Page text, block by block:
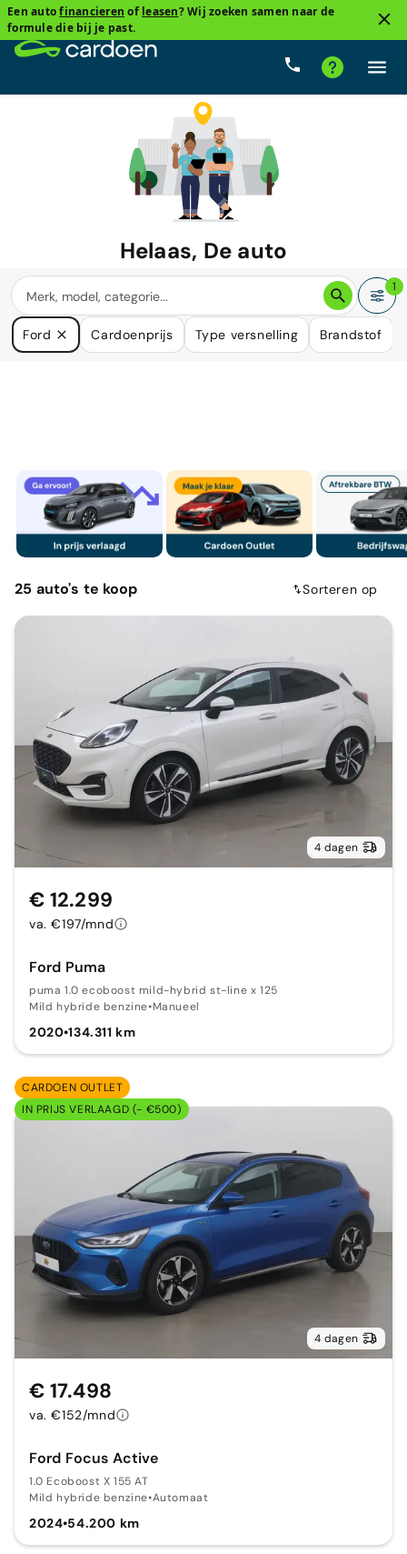
Een autofinancieren of leasen? Wij zoeken samen naar de
formule die bij je past.
Helaas, De auto
waar u naar zoekt is niet langer
beschikbaar.
We hebben veel auto's die in uw behoefte kunnen voorzien.
1
Ford Cardoenprijs Type versnelling Brandstof
25 auto's te koop Sorteren op
4 dagen
Ford Puma
puma 1.0 ecoboost mild-hybrid st-line x 125
Mild hybride benzine•Manueel
2020•134.311 km
€ 12.299
va. €197/mnd
CARDOEN OUTLET
IN PRIJS VERLAAGD (- €500)
4 dagen
Ford Focus Active
1.0 Ecoboost X 155 AT
Mild hybride benzine•Automaat
2024•54.200 km
€ 17.498
va. €152/mnd